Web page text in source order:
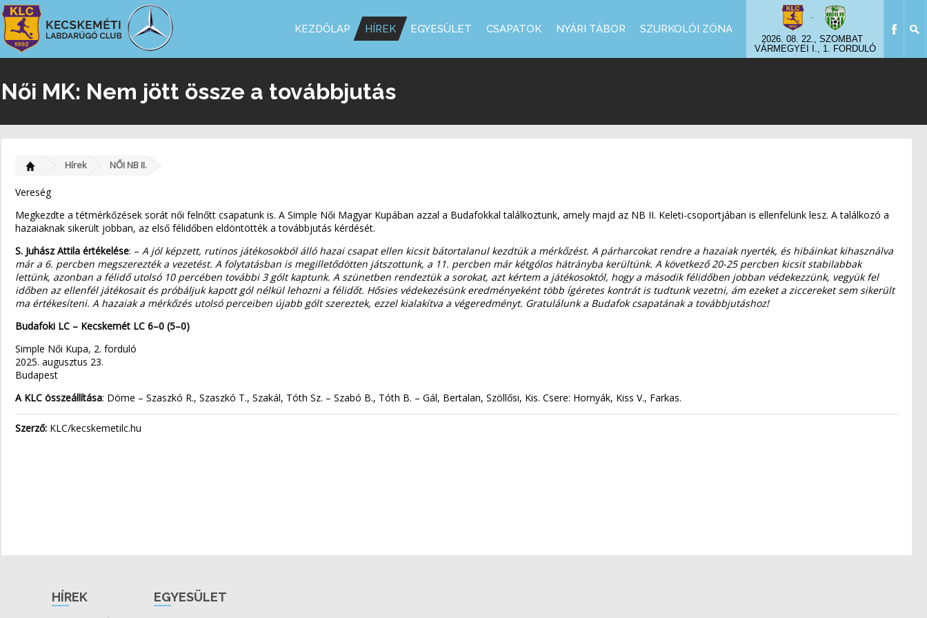
-
2026. 08. 22., SZOMBAT
VÁRMEGYEI I., 1. FORDULÓ
KEZDŐLAP HÍREK EGYESÜLET CSAPATOK NYÁRI TÁBOR SZURKOLÓI ZÓNA
Női MK: Nem jött össze a továbbjutás
Hírek NŐI NB II.
Vereség
Megkezdte a tétmérkőzések sorát női felnőtt csapatunk is. A Simple Női Magyar Kupában azzal a Budafokkal találkoztunk, amely majd az NB II. Keleti-csoportjában is ellenfelünk lesz. A találkozó a
hazaiaknak sikerült jobban, az első félidőben eldöntötték a továbbjutás kérdését.
S. Juhász Attila értékelése: – A jól képzett, rutinos játékosokból álló hazai csapat ellen kicsit bátortalanul kezdtük a mérkőzést. A párharcokat rendre a hazaiak nyerték, és hibáinkat kihasználva
már a 6. percben megszerezték a vezetést. A folytatásban is megilletődötten játszottunk, a 11. percben már kétgólos hátrányba kerültünk. A következő 20-25 percben kicsit stabilabbak
lettünk, azonban a félidő utolsó 10 percében további 3 gólt kaptunk. A szünetben rendeztük a sorokat, azt kértem a játékosoktól, hogy a második félidőben jobban védekezzünk, vegyük fel
időben az ellenfél játékosait és próbáljuk kapott gól nélkül lehozni a félidőt. Hősies védekezésünk eredményeként több ígéretes kontrát is tudtunk vezetni, ám ezeket a ziccereket sem sikerült
ma értékesíteni. A hazaiak a mérkőzés utolsó perceiben újabb gólt szereztek, ezzel kialakítva a végeredményt. Gratulálunk a Budafok csapatának a továbbjutáshoz!
Budafoki LC – Kecskemét LC 6–0 (5–0)
Simple Női Kupa, 2. forduló
2025. augusztus 23.
Budapest
A KLC összeállítása: Döme – Szaszkó R., Szaszkó T., Szakál, Tóth Sz. – Szabó B., Tóth B. – Gál, Bertalan, Szöllősi, Kis. Csere: Hornyák, Kiss V., Farkas.
Szerző: KLC/kecskemetilc.hu
HÍREK EGYESÜLET